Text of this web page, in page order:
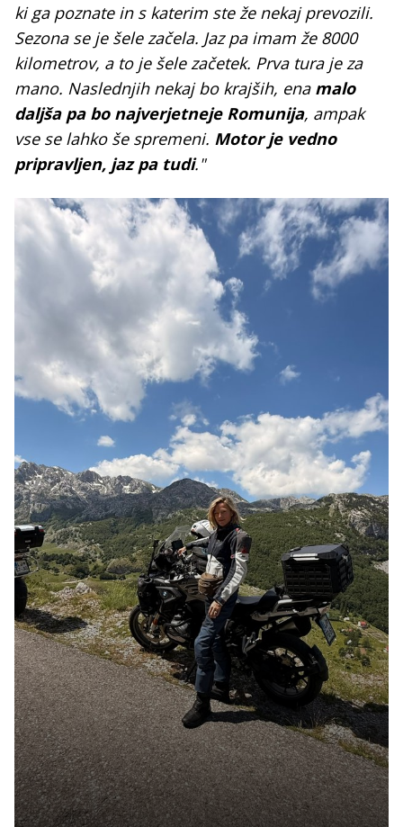
ki ga poznate in s katerim ste že nekaj prevozili.
Sezona se je šele začela. Jaz pa imam že 8000
kilometrov, a to je šele začetek. Prva tura je za
mano. Naslednjih nekaj bo krajših, ena malo
daljša pa bo najverjetneje Romunija, ampak
vse se lahko še spremeni. Motor je vedno
pripravljen, jaz pa tudi."